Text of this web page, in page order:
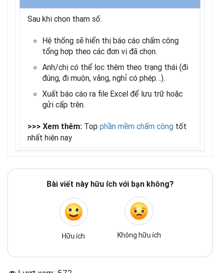
Sau khi chọn tham số:
Hệ thống sẽ hiển thị báo cáo chấm công
tổng hợp theo các đơn vị đã chọn.
Anh/chị có thể lọc thêm theo trạng thái (đi
đúng, đi muộn, vắng, nghỉ có phép…).
Xuất báo cáo ra file Excel để lưu trữ hoặc
gửi cấp trên.
>>> Xem thêm: Top phần mềm chấm công tốt
nhất hiện nay
Bài viết này hữu ích với bạn không?
Hữu ích Không hữu ích